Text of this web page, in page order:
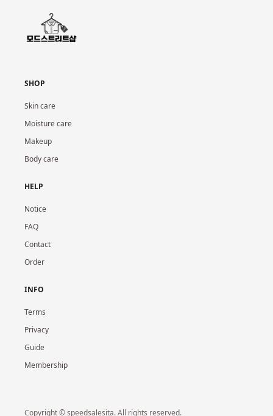
SHOP
Skin care
Moisture care
Makeup
Body care
HELP
Notice
FAQ
Contact
Order
INFO
Terms
Privacy
Guide
Membership
Copyright © speedsalesita. All rights reserved.